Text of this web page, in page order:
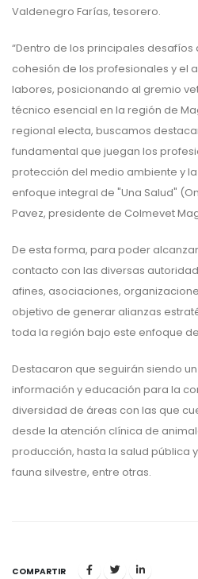
Valdenegro Farías, tesorero.
“Dentro de los principales desafíos
cohesión de los profesionales y el
labores, posicionando al gremio
técnico esencial en la región de
regional electa, buscamos
fundamental que juegan los
protección del medio ambiente y
enfoque integral de "Una Salud"
Pavez, presidente de Colmevet
De esta forma, para poder
contacto con las diversas
afines, asociaciones,
objetivo de generar alianzas
toda la región bajo este enfoque
Destacaron que seguirán siendo
información y educación para la
diversidad de áreas con las que
desde la atención clínica de
producción, hasta la salud pública
fauna silvestre, entre otras.
COMPARTIR